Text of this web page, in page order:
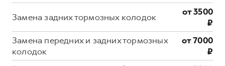
Замена задних тормозных колодок
от 3500
₽
Замена передних и задних тормозных
колодок
от 7000
₽